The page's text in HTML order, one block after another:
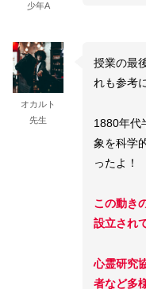
少年A
オカルト
先生
授業の最
れも参考
1880年代
象を科学
ったよ！
この動き
設立され
心霊研究
者など多